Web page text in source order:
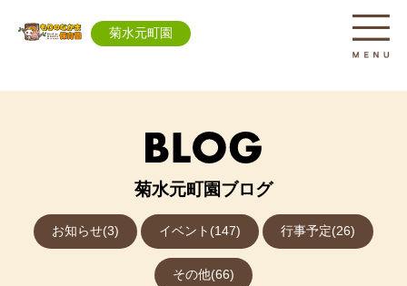
菊水元町園
菊水元町園ブログ
お知らせ(3) イベント(147) 行事予定(26)
その他(66)